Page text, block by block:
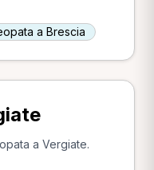
a Brescia
a Vergiate.